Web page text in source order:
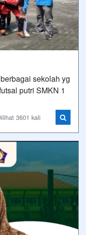
sekolah yg
putri SMKN 1
3601 kali